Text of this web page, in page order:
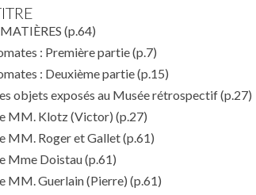
(p.64)
: Première partie(p.7)
: Deuxième partie(p.15)
objets exposés au Musée rétrospectif(p.27)
MM. Klotz (Victor) (p.27)
MM. Roger et Gallet(p.61)
Mme Doistau(p.61)
MM. Guerlain (Pierre) (p.61)